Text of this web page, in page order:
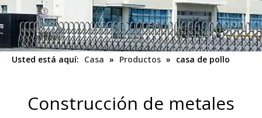
Usted está aquí: Casa » Productos » casa de pollo
Construcción de metales